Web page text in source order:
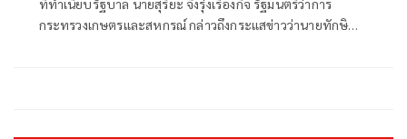
ที่ทำเนียบรัฐบาล นายสุริยะ จึงรุ่งเรืองกิจ รัฐมนตรีว่าการ
กระทรวงเกษตรและสหกรณ์ กล่าวถึงกระแสข่าวว่านายทักษิณ